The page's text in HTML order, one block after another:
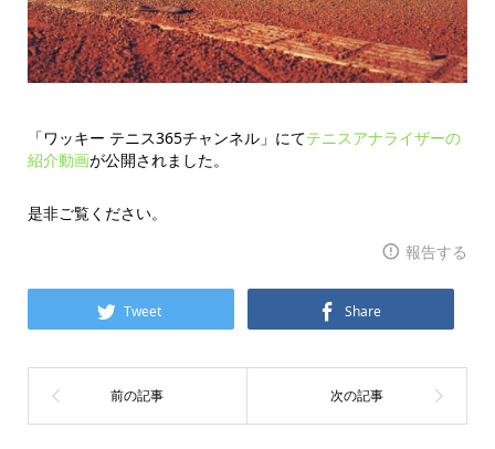
「ワッキー テニス365チャンネル」にてテニスアナライザーの
紹介動画が公開されました。
是非ご覧ください。
報告する
Tweet Share